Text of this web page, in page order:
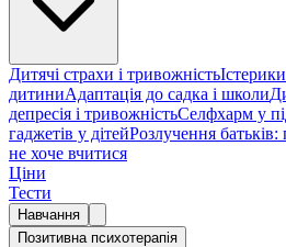
Дитячі страхи і тривожність
дитиниАдаптація до садка і школи
депресія і тривожністьСелфхарм у
гаджетів у дітейРозлучення
не хоче вчитися
Ціни
Тести
Навчання
Позитивна психотерапія